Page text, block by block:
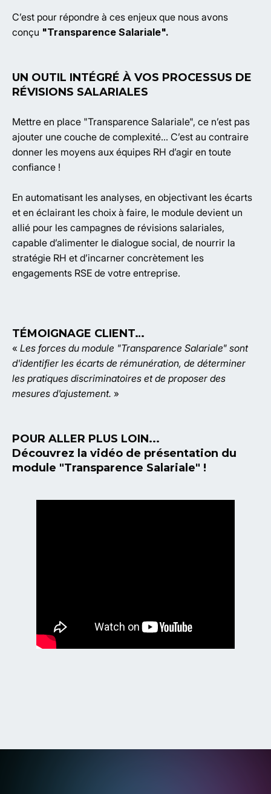
C’est pour répondre à ces enjeux que nous avons
conçu "Transparence Salariale".
UN OUTIL INTÉGRÉ À VOS PROCESSUS DE
RÉVISIONS SALARIALES
Mettre en place "Transparence Salariale", ce n’est pas
ajouter une couche de complexité… C’est au contraire
donner les moyens aux équipes RH d’agir en toute
confiance !
En automatisant les analyses, en objectivant les écarts
et en éclairant les choix à faire, le module devient un
allié pour les campagnes de révisions salariales,
capable d’alimenter le dialogue social, de nourrir la
stratégie RH et d’incarner concrètement les
engagements RSE de votre entreprise.
TÉMOIGNAGE CLIENT…
« Les forces du module "Transparence Salariale" sont
d'identifier les écarts de rémunération, de déterminer
les pratiques discriminatoires et de proposer des
mesures d'ajustement. »
POUR ALLER PLUS LOIN...
Découvrez la vidéo de présentation du
module "Transparence Salariale" !